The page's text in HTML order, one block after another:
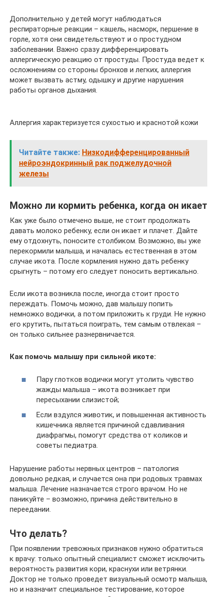
Дополнительно у детей могут наблюдаться
респираторные реакции – кашель, насморк, першение в
горле, хотя они свидетельствуют и о простудном
заболевании. Важно сразу дифференцировать
аллергическую реакцию от простуды. Простуда ведет к
осложнениям со стороны бронхов и легких, аллергия
может вызвать астму, одышку и другие нарушения
работы органов дыхания.
Аллергия характеризуется сухостью и краснотой кожи
Читайте также: Низкодифференцированный
нейроэндокринный рак поджелудочной
железы
Можно ли кормить ребенка, когда он икает
Как уже было отмечено выше, не стоит продолжать
давать молоко ребенку, если он икает и плачет. Дайте
ему отдохнуть, поносите столбиком. Возможно, вы уже
перекормили малыша, и началась естественная в этом
случае икота. После кормления нужно дать ребенку
срыгнуть – потому его следует поносить вертикально.
Если икота возникла после, иногда стоит просто
переждать. Помочь можно, дав малышу попить
немножко водички, а потом приложить к груди. Не нужно
его крутить, пытаться поиграть, тем самым отвлекая –
он только сильнее разнервничается.
Как помочь малышу при сильной икоте:
Пару глотков водички могут утолить чувство
жажды малыша – икота возникает при
пересыхании слизистой;
Если вздулся животик, и повышенная активность
кишечника является причиной сдавливания
диафрагмы, помогут средства от коликов и
советы педиатра.
Нарушение работы нервных центров – патология
довольно редкая, и случается она при родовых травмах
малыша. Лечение назначается строго врачом. Но не
паникуйте – возможно, причина действительно в
переедании.
Что делать?
При появлении тревожных признаков нужно обратиться
к врачу: только опытный специалист сможет исключить
вероятность развития кори, краснухи или ветрянки.
Доктор не только проведет визуальный осмотр малыша,
но и назначит специальное тестирование, которое